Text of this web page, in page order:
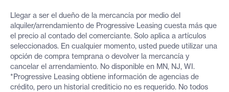
Llegar a ser el dueño de la mercancía por medio del
alquiler/arrendamiento de Progressive Leasing cuesta más que
el precio al contado del comerciante. Solo aplica a artículos
seleccionados. En cualquier momento, usted puede utilizar una
opción de compra temprana o devolver la mercancía y
cancelar el arrendamiento. No disponible en MN, NJ, WI.
*Progressive Leasing obtiene información de agencias de
crédito, pero un historial crediticio no es requerido. No todos